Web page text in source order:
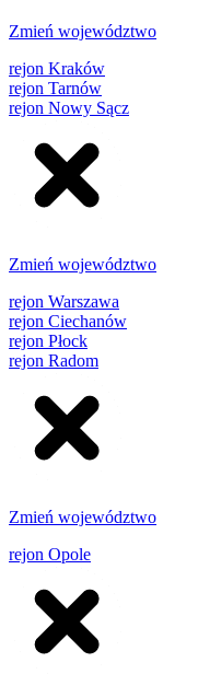
Zmień województwo
rejon Kraków
rejon Tarnów
rejon Nowy Sącz
Zmień województwo
rejon Warszawa
rejon Ciechanów
rejon Płock
rejon Radom
Zmień województwo
rejon Opole